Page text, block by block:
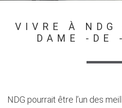
VIVRE À NDG
DAME -DE
NDG pourrait être l’un des